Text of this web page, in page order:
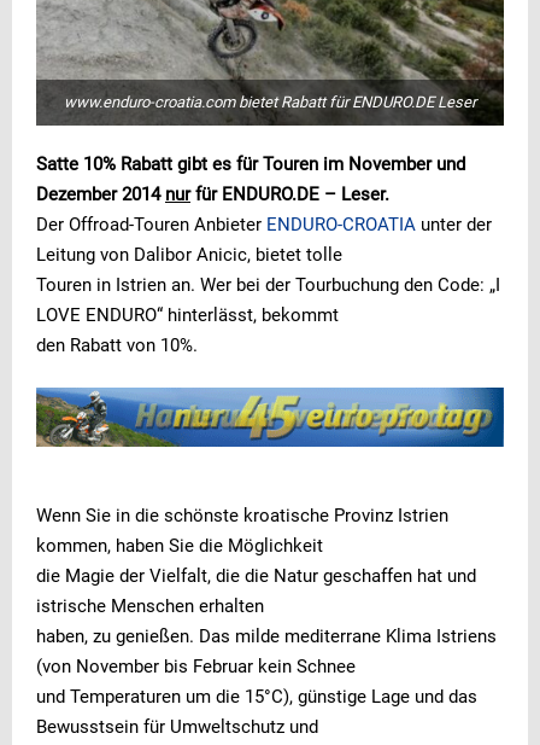
www.enduro-croatia.com bietet Rabatt für ENDURO.DE Leser
Satte 10% Rabatt gibt es für Touren im November und
Dezember 2014 nurfür ENDURO.DE – Leser.
Der Offroad-Touren Anbieter ENDURO-CROATIA unter der
Leitung von Dalibor Anicic, bietet tolle
Touren in Istrien an. Wer bei der Tourbuchung den Code: „I
LOVE ENDURO“ hinterlässt, bekommt
den Rabatt von 10%.
Wenn Sie in die schönste kroatische Provinz Istrien
kommen, haben Sie die Möglichkeit
die Magie der Vielfalt, die die Natur geschaffen hat und
istrische Menschen erhalten
haben, zu genießen. Das milde mediterrane Klima Istriens
(von November bis Februar kein Schnee
und Temperaturen um die 15°C), günstige Lage und das
Bewusstsein für Umweltschutz und